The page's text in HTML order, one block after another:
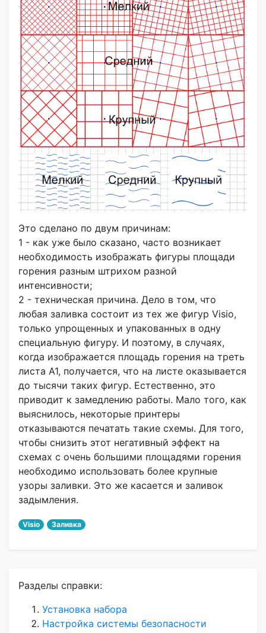
Это сделано по двум причинам:
1 - как уже было сказано, часто возникает
необходимость изображать фигуры площади
горения разным штрихом разной
интенсивности;
2 - техническая причина. Дело в том, что
любая заливка состоит из тех же фигур Visio,
только упрощенных и упакованных в одну
специальную фигуру. И поэтому, в случаях,
когда изображается площадь горения на треть
листа А1, получается, что на листе оказывается
до тысячи таких фигур. Естественно, это
приводит к замедлению работы. Мало того, как
выяснилось, некоторые принтеры
отказываются печатать такие схемы. Для того,
чтобы снизить этот негативный эффект на
схемах с очень большими площадями горения
необходимо использовать более крупные
узоры заливки. Это же касается и заливок
задымления.
Visio Заливка
Разделы справки:
Установка набора
Настройка системы безопасности